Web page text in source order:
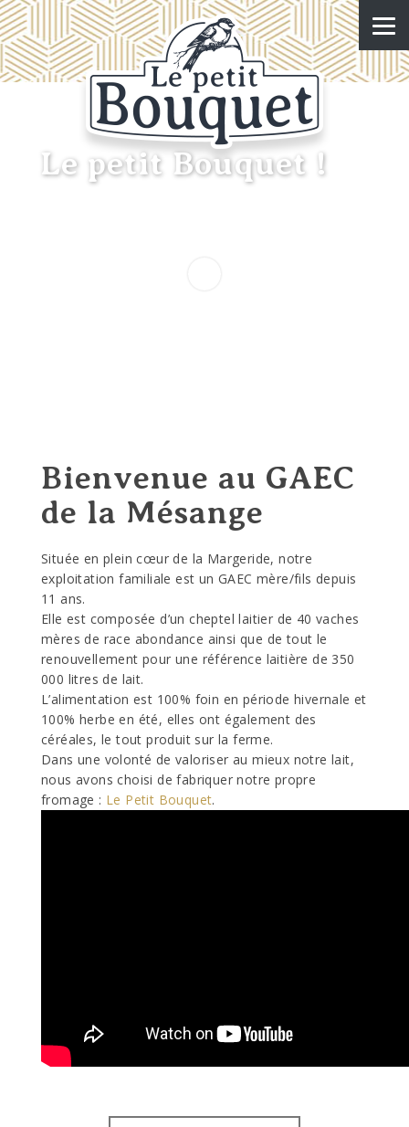
Le petit Bouquet !
Bienvenue au GAEC
de la Mésange
Située en plein cœur de la Margeride, notre
exploitation familiale est un GAEC mère/fils depuis
11 ans.
Elle est composée d’un cheptel laitier de 40 vaches
mères de race abondance ainsi que de tout le
renouvellement pour une référence laitière de 350
000 litres de lait.
L’alimentation est 100% foin en période hivernale et
100% herbe en été, elles ont également des
céréales, le tout produit sur la ferme.
Dans une volonté de valoriser au mieux notre lait,
nous avons choisi de fabriquer notre propre
fromage : Le Petit Bouquet.